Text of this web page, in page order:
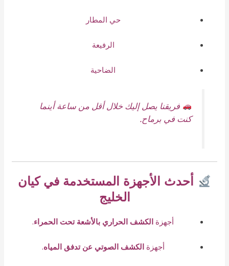
حي المطار
الرفيعة
الضاحية
فريقنا يصل إليك خلال أقل من ساعة أينما
كنت في برماح.
أحدث الأجهزة المستخدمة في كيان
الخليج
أجهزة الكشف الحراري بالأشعة تحت الحمراء.
أجهزةالكشف الصوتي عن تدفق المياه.